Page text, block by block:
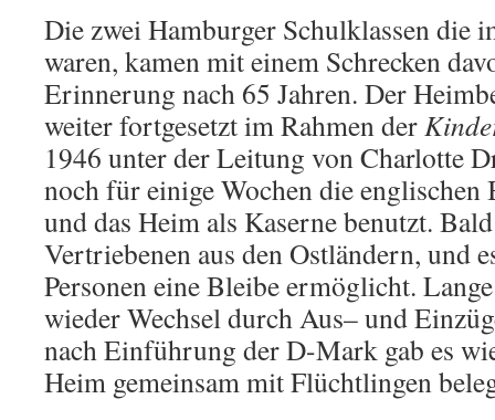
Die zwei Hamburger Schulklassen die
waren, kamen mit einem Schrecken
Erinnerung nach 65 Jahren. Der
weiter fortgesetzt im Rahmen der
1946 unter der Leitung von Charlotte
noch für einige Wochen die englischen
und das Heim als Kaserne benutzt.
Vertriebenen aus den Ostländern, und
Personen eine Bleibe ermöglicht.
wieder Wechsel durch Aus– und
nach Einführung der D-Mark gab es
Heim gemeinsam mit Flüchtlingen